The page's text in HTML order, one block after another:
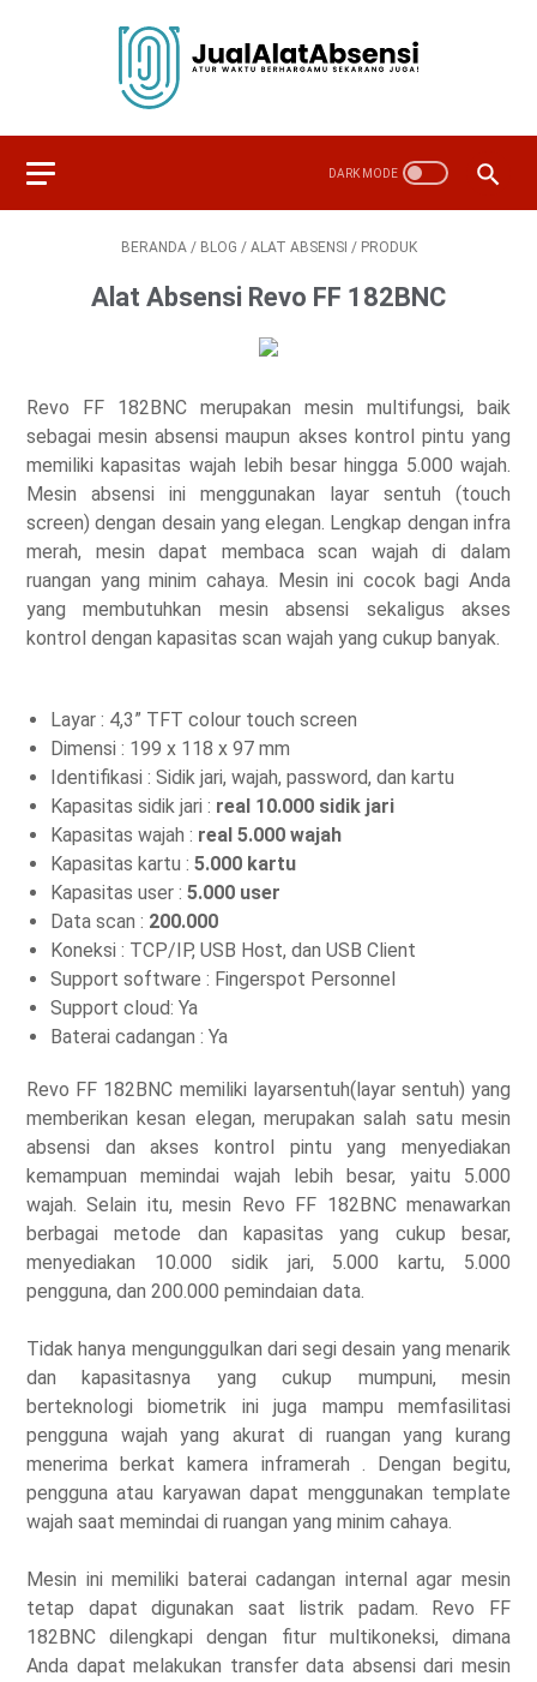
BERANDA / BLOG / ALAT ABSENSI / PRODUK
Alat Absensi Revo FF 182BNC
Revo FF 182BNC merupakan mesin multifungsi, baik
sebagai mesin absensi maupun akses kontrol pintu yang
memiliki kapasitas wajah lebih besar hingga 5.000 wajah.
Mesin absensi ini menggunakan layar sentuh (touch
screen) dengan desain yang elegan. Lengkap dengan infra
merah, mesin dapat membaca scan wajah di dalam
ruangan yang minim cahaya. Mesin ini cocok bagi Anda
yang membutuhkan mesin absensi sekaligus akses
kontrol dengan kapasitas scan wajah yang cukup banyak.
Layar : 4,3” TFT colour touch screen
Dimensi : 199 x 118 x 97 mm
Identifikasi : Sidik jari, wajah, password, dan kartu
Kapasitas sidik jari : real 10.000 sidik jari
Kapasitas wajah : real 5.000 wajah
Kapasitas kartu : 5.000 kartu
Kapasitas user : 5.000 user
Data scan : 200.000
Koneksi : TCP/IP, USB Host, dan USB Client
Support software : Fingerspot Personnel
Support cloud: Ya
Baterai cadangan : Ya
Revo FF 182BNC memiliki layarsentuh(layar sentuh) yang
memberikan kesan elegan, merupakan salah satu mesin
absensi dan akses kontrol pintu yang menyediakan
kemampuan memindai wajah lebih besar, yaitu 5.000
wajah. Selain itu, mesin Revo FF 182BNC menawarkan
berbagai metode dan kapasitas yang cukup besar,
menyediakan 10.000 sidik jari, 5.000 kartu, 5.000
pengguna, dan 200.000 pemindaian data.
Tidak hanya mengunggulkan dari segi desain yang menarik
dan kapasitasnya yang cukup mumpuni, mesin
berteknologi biometrik ini juga mampu memfasilitasi
pengguna wajah yang akurat di ruangan yang kurang
menerima berkat kamera inframerah . Dengan begitu,
pengguna atau karyawan dapat menggunakan template
wajah saat memindai di ruangan yang minim cahaya.
Mesin ini memiliki baterai cadangan internal agar mesin
tetap dapat digunakan saat listrik padam. Revo FF
182BNC dilengkapi dengan fitur multikoneksi, dimana
Anda dapat melakukan transfer data absensi dari mesin